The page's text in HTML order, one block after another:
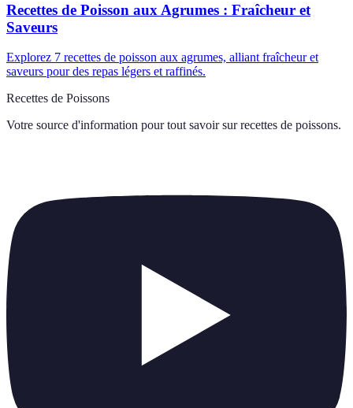
Recettes de Poisson aux Agrumes : Fraîcheur et
Saveurs
Explorez 7 recettes de poisson aux agrumes, alliant fraîcheur et
saveurs pour des repas légers et raffinés.
Recettes de Poissons
Votre source d'information pour tout savoir sur recettes de poissons.